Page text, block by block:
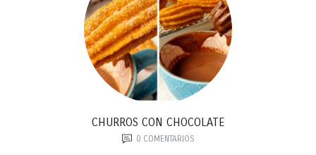
CHURROS CON CHOCOLATE
0COMENTARIOS